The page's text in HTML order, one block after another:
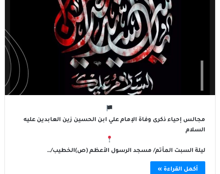
مجالس إحياء ذكرى وفاة الإمام علي ابن الحسين زين العابدين عليه
السلام
ليلة السبت المأتم/ مسجد الرسول الأعظم (ص)الخطيب/…
أكمل القراءة »